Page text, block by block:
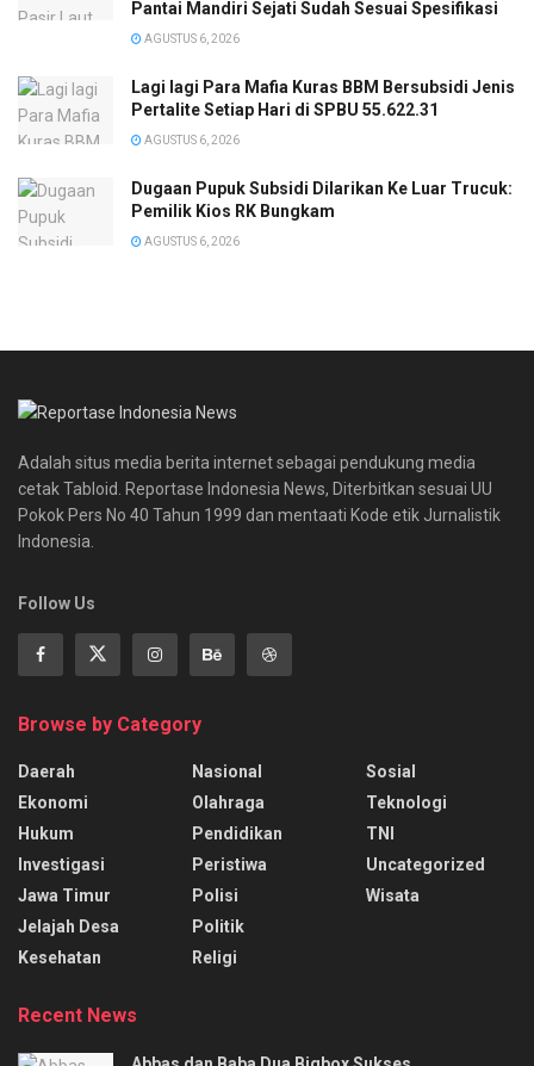
Pantai Mandiri Sejati Sudah Sesuai Spesifikasi
AGUSTUS 6, 2026
Lagi lagi Para Mafia Kuras BBM Bersubsidi Jenis
Pertalite Setiap Hari di SPBU 55.622.31
AGUSTUS 6, 2026
‎Dugaan Pupuk Subsidi Dilarikan Ke Luar Trucuk:
Pemilik Kios RK Bungkam
AGUSTUS 6, 2026
Adalah situs media berita internet sebagai pendukung media
cetak Tabloid. Reportase Indonesia News, Diterbitkan sesuai UU
Pokok Pers No 40 Tahun 1999 dan mentaati Kode etik Jurnalistik
Indonesia.
Follow Us
Browse by Category
Daerah
Ekonomi
Hukum
Investigasi
Jawa Timur
Jelajah Desa
Kesehatan
Nasional
Olahraga
Pendidikan
Peristiwa
Polisi
Politik
Religi
Sosial
Teknologi
TNI
Uncategorized
Wisata
Recent News